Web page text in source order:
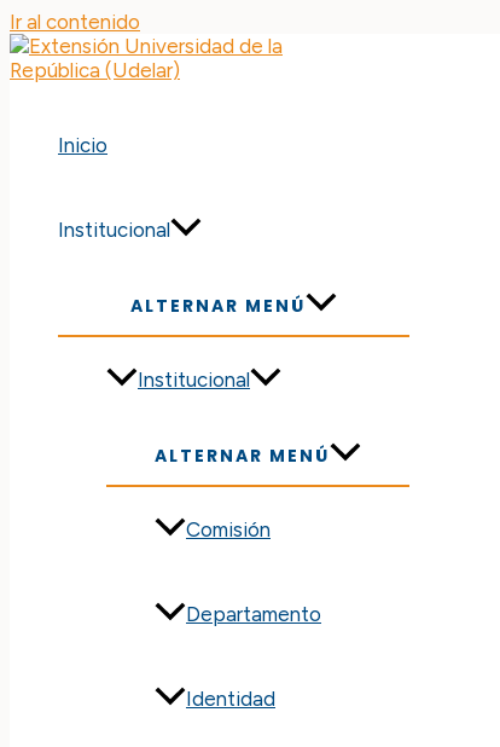
Ir al contenido
Inicio
Institucional
ALTERNAR MENÚ
Institucional
ALTERNAR MENÚ
Comisión
Departamento
Identidad